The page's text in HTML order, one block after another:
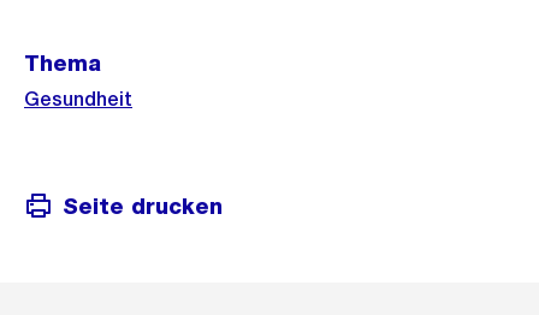
Weitere
Informationen
Thema
Gesundheit
Seite drucken